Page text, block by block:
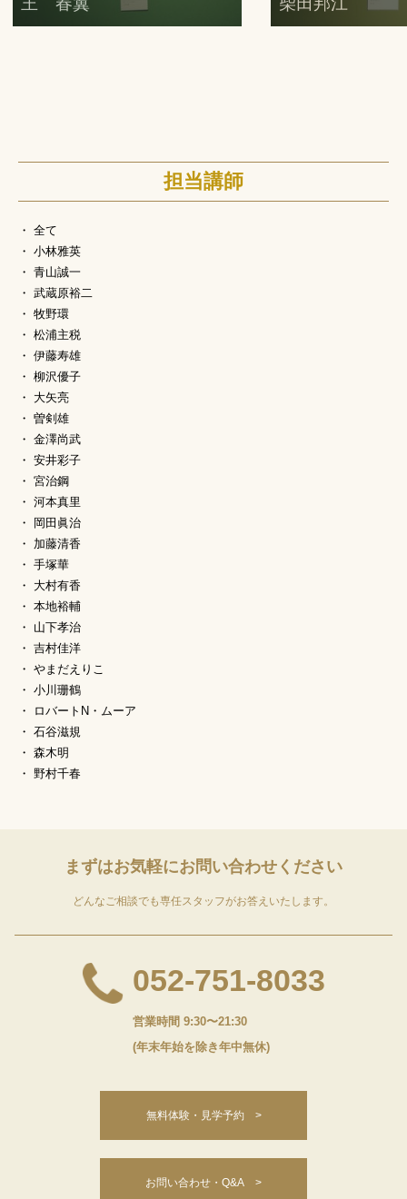
担当講師
全て
小林雅英
青山誠一
武蔵原裕二
牧野環
松浦主税
伊藤寿雄
柳沢優子
大矢亮
曽剣雄
金澤尚武
安井彩子
宮治鋼
河本真里
岡田眞治
加藤清香
手塚華
大村有香
本地裕輔
山下孝治
吉村佳洋
やまだえりこ
小川珊鶴
ロバートN・ムーア
石谷滋規
森木明
野村千春
まずはお気軽にお問い合わせください
どんなご相談でも専任スタッフがお答えいたします。
052-751-8033
営業時間 9:30〜21:30
(年末年始を除き年中無休)
無料体験・見学予約 >
お問い合わせ・Q&A >